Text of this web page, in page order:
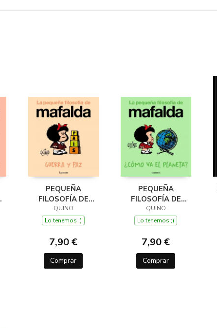
PEQUEÑA
FILOSOFÍA DE
MAFALDA GUERRA
Y PAZ
QUINO
Lo tenemos ;)
7,90 €
Comprar
PEQUEÑA
FILOSOFÍA DE
MAFALDA ¿CÓMO
VA EL PLANETA?
QUINO
Lo tenemos ;)
7,90 €
Comprar